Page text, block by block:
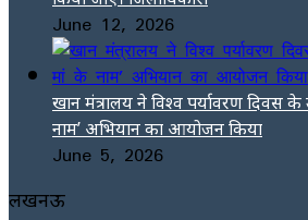
June 12, 2026
खान मंत्रालय ने विश्व पर्यावरण दिवस
नाम’ अभियान का आयोजन किया
June 5, 2026
लखनऊ